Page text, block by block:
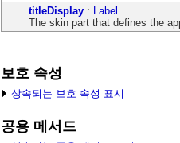
titleDisplay : Label
The skin part that defines the
보호 속성
상속되는 보호 속성 표시
공용 메서드